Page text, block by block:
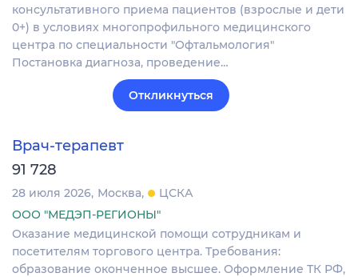
консультативного приема пациентов (взрослые и дети
0+) в условиях многопрофильного медицинского
центра по специальности "Офтальмология"
Постановка диагноза‚ проведение…
Откликнуться
Врач-терапевт
91 728
28 июля 2026 Москва
ЦСКА
ООО "МЕДЭП-РЕГИОНЫ"
Оказание медицинской помощи сотрудникам и
посетителям торгового центра. Требования:
образование оконченное высшее. Оформление ТК РФ,